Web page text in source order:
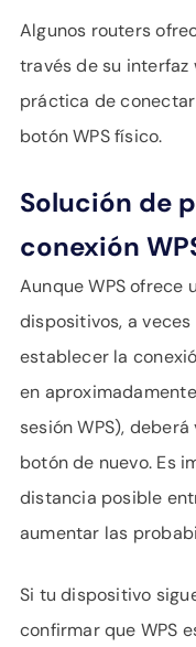
Algunos routers
través de su interfaz
práctica de
botón WPS físico.
Solución de
conexión
Aunque WPS
dispositivos, a
establecer la
en
sesión WPS),
botón de nuevo. Es
distancia posible
aumentar las
Si tu dispositivo
confirmar que WPS